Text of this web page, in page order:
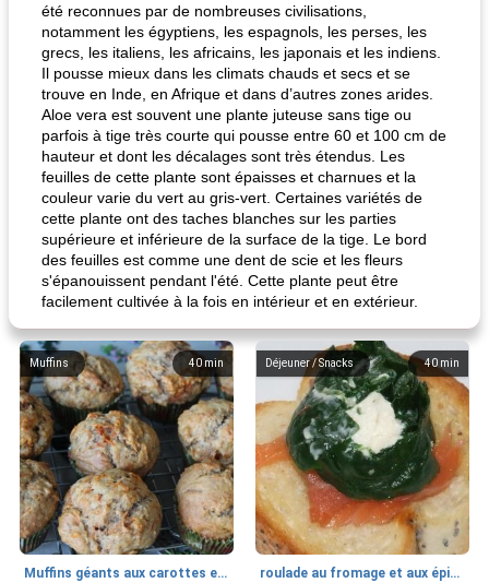
été reconnues par de nombreuses civilisations,
notamment les égyptiens, les espagnols, les perses, les
grecs, les italiens, les africains, les japonais et les indiens.
Il pousse mieux dans les climats chauds et secs et se
trouve en Inde, en Afrique et dans d’autres zones arides.
Aloe vera est souvent une plante juteuse sans tige ou
parfois à tige très courte qui pousse entre 60 et 100 cm de
hauteur et dont les décalages sont très étendus. Les
feuilles de cette plante sont épaisses et charnues et la
couleur varie du vert au gris-vert. Certaines variétés de
cette plante ont des taches blanches sur les parties
supérieure et inférieure de la surface de la tige. Le bord
des feuilles est comme une dent de scie et les fleurs
s'épanouissent pendant l'été. Cette plante peut être
facilement cultivée à la fois en intérieur et en extérieur.
40 min
Muffins
Muffins géants aux carottes et à la banane de Nif
40 min
Déjeuner / Snacks
roulade au fromage et aux épinards